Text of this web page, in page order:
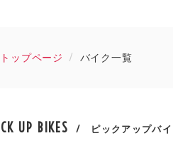
トップページ バイク一覧
UP BIKES / ピックアップバ